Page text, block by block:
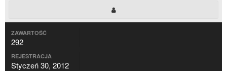
ZAWARTOŚĆ
292
REJESTRACJA
Styczeń 30, 2012